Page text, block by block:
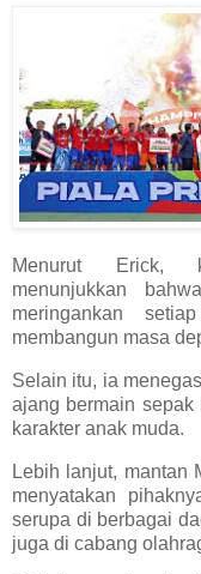
Menurut Erick,
menunjukkan
meringankan
membangun masa
Selain itu, ia
ajang bermain sepak
karakter anak muda.
Lebih lanjut, mantan
menyatakan
serupa di berbagai
juga di cabang